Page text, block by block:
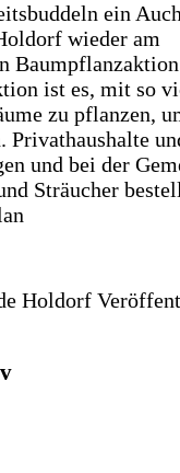
ein
wieder am
ist es, mit so
zu pflanzen,
und bei der
Sträucher
Holdorf